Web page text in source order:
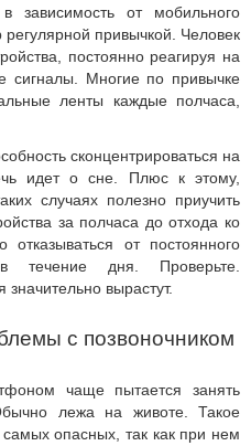
зависимость от мобильного
регулярной привычкой. Человек
постоянно реагируя на
сигналы. Многие по привычке
ленты каждые полчаса,
сконцентрироваться на
идет о сне. Плюс к этому,
случаях полезно приучить
за полчаса до отхода ко
от постоянного
дня. Проверьте.
вырастут.
с позвоночником
чаще пытается занять
лежа на животе. Такое
опасных, так как при нем